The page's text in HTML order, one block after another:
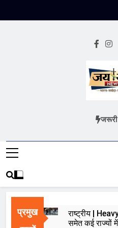
हिंदी
प्रमुख
राष्ट्रीय |
समेत कई राज्यों में